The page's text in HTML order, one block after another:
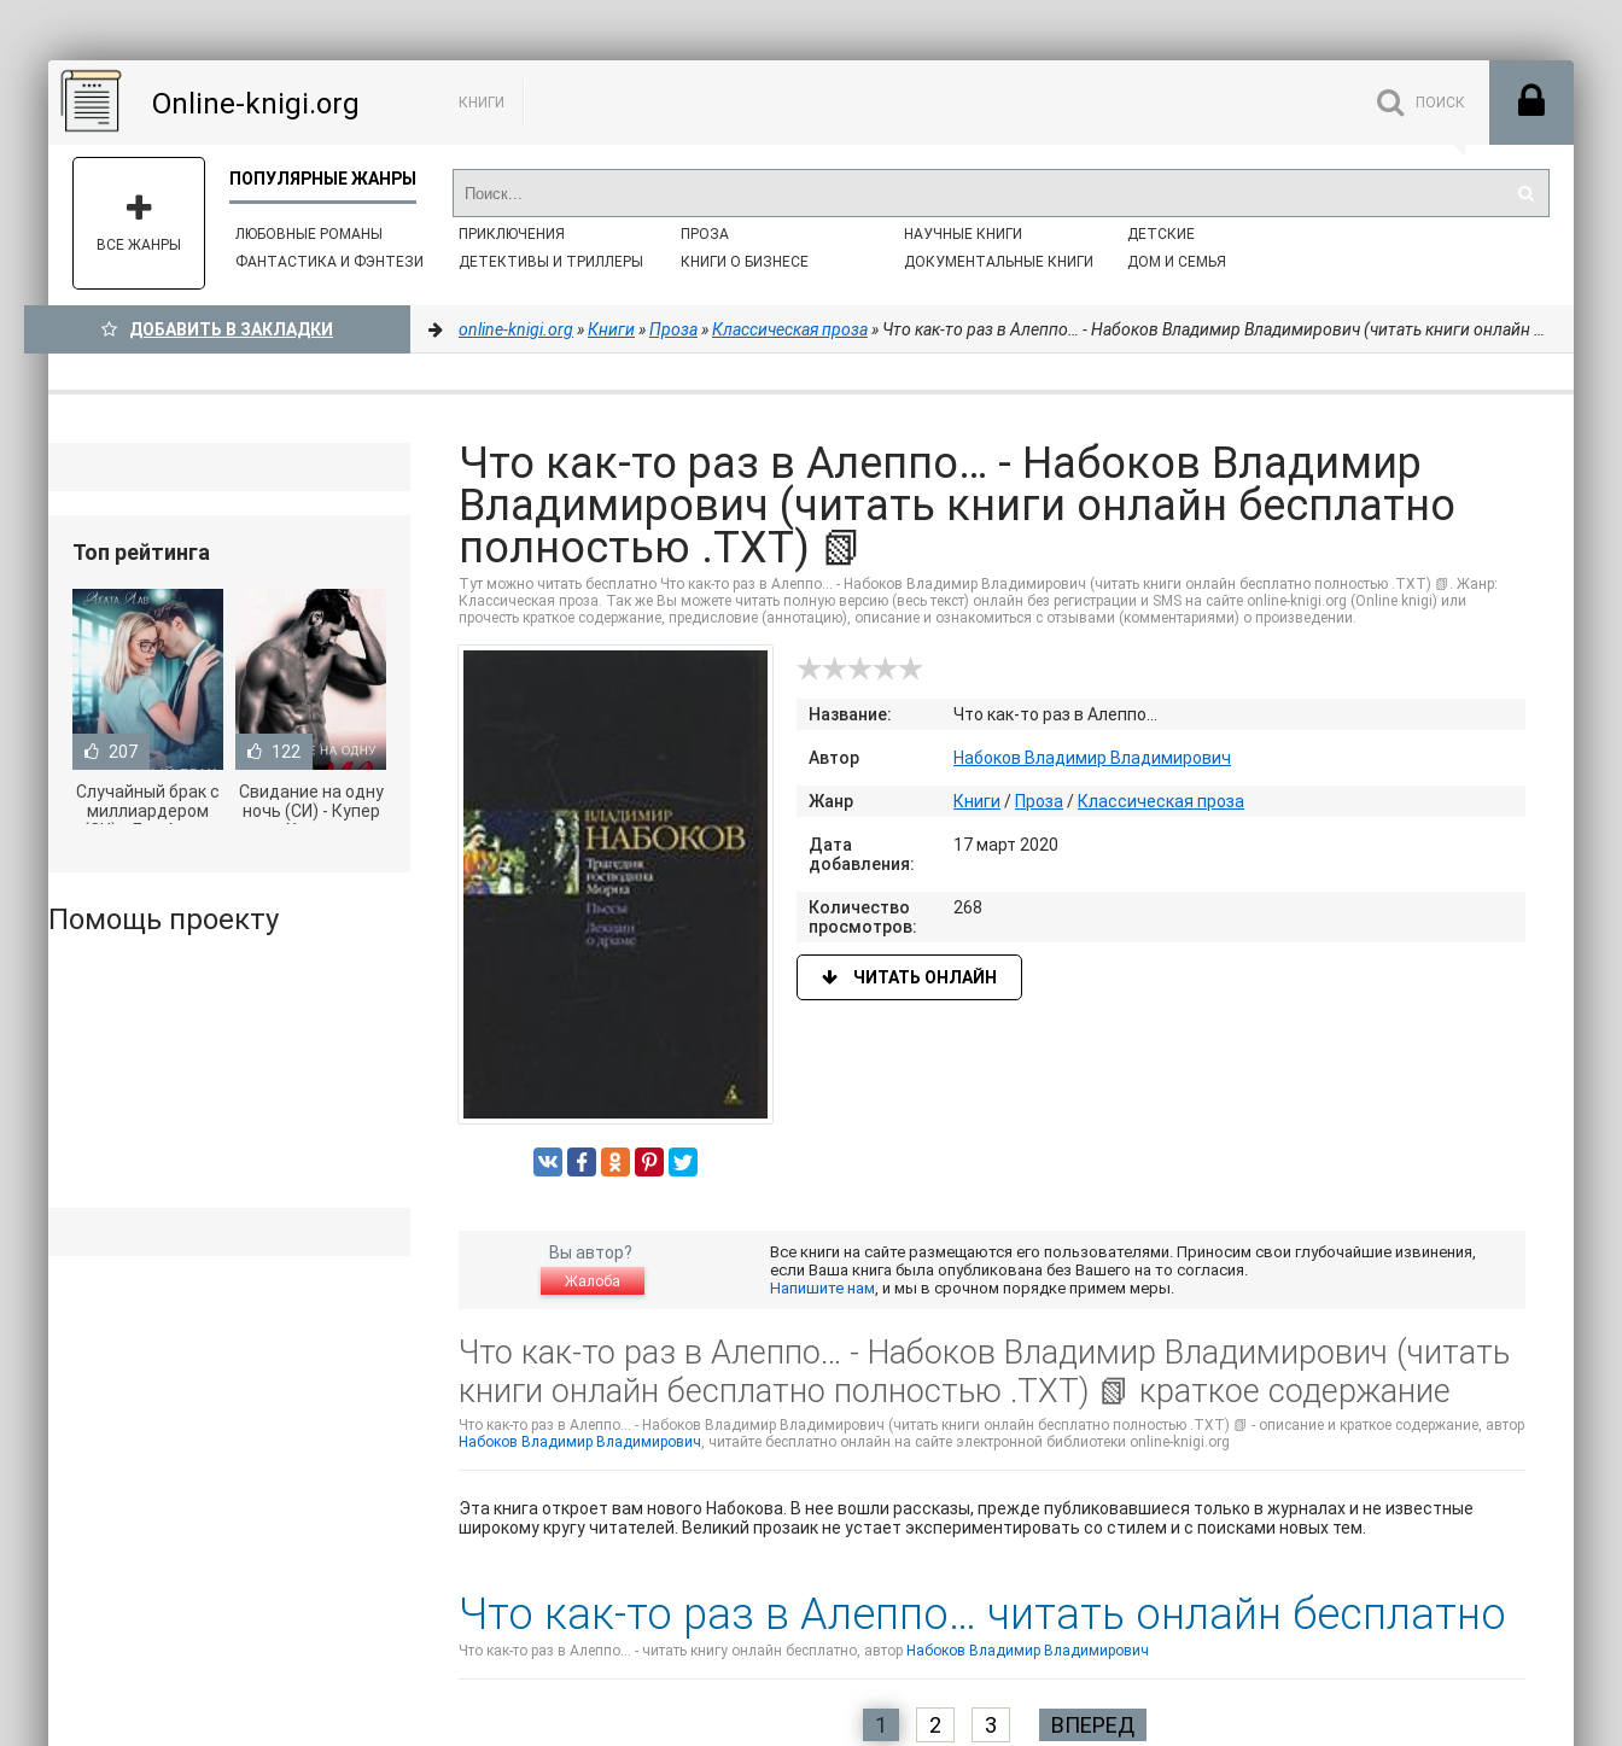
Online-knigi.org КНИГИ
ЛЮБОВНЫЕ РОМАНЫ
ФАНТАСТИКА И ФЭНТЕЗИ
ПРИКЛЮЧЕНИЯ
ДЕТЕКТИВЫ И ТРИЛЛЕРЫ
ПРОЗА
КНИГИ О БИЗНЕСЕ
НАУЧНЫЕ КНИГИ
ДОКУМЕНТАЛЬНЫЕ КНИГИ
ДЕТСКИЕ
ДОМ И СЕМЬЯ
ВСЕ ЖАНРЫ
ДОБАВИТЬ В ЗАКЛАДКИ online-knigi.org»Книги»Проза»Классическая проза» Что как-то раз в Алеппо… - Набоков Владимир Владимирович (читать книги онлайн бесплатно полностью .TXT) 📗
Что как-то раз в Алеппо… - Набоков Владимир
Владимирович (читать книги онлайн бесплатно
полностью .TXT) 📗
Тут можно читать бесплатно Что как-то раз в Алеппо… - Набоков Владимир Владимирович (читать книги онлайн бесплатно полностью .TXT) 📗. Жанр:
Классическая проза. Так же Вы можете читать полную версию (весь текст) онлайн без регистрации и SMS на сайте online-knigi.org (Online knigi) или
прочесть краткое содержание, предисловие (аннотацию), описание и ознакомиться с отзывами (комментариями) о произведении.
Название: Что как-то раз в Алеппо…
Автор Набоков Владимир Владимирович
Жанр Книги / Проза / Классическая проза
Дата
добавления:
17 март 2020
Количество
просмотров:
268
ЧИТАТЬ ОНЛАЙН
Вы автор?
Жалоба
Все книги на сайте размещаются его пользователями. Приносим свои глубочайшие извинения,
если Ваша книга была опубликована без Вашего на то согласия.
Напишите нам, и мы в срочном порядке примем меры.
Что как-то раз в Алеппо… - Набоков Владимир Владимирович (читать
книги онлайн бесплатно полностью .TXT) 📗 краткое содержание
Что как-то раз в Алеппо… - Набоков Владимир Владимирович (читать книги онлайн бесплатно полностью .TXT) 📗 - описание и краткое содержание, автор
Набоков Владимир Владимирович, читайте бесплатно онлайн на сайте электронной библиотеки online-knigi.org
Эта книга откроет вам нового Набокова. В нее вошли рассказы, прежде публиковавшиеся только в журналах и не известные
широкому кругу читателей. Великий прозаик не устает экспериментировать со стилем и с поисками новых тем.
Что как-то раз в Алеппо… читать онлайн бесплатно
Что как-то раз в Алеппо… - читать книгу онлайн бесплатно, автор Набоков Владимир Владимирович
1 2 3 ВПЕРЕД
Топ рейтинга
207
Случайный брак с
миллиардером
(СИ) - Лав Агата
122
Свидание на одну
ночь (СИ) - Купер
Хелен
Помощь проекту